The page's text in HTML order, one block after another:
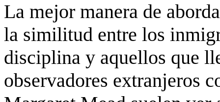
La mejor manera de
la similitud entre los
disciplina y aquellos que
observadores extranjeros